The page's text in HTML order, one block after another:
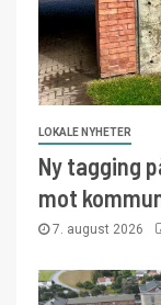
LOKALE NYHETER
Ny tagging
mot
7. august 2026